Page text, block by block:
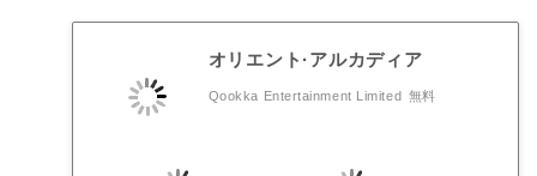
オリエント·アルカディア
Qookka Entertainment Limited 無料